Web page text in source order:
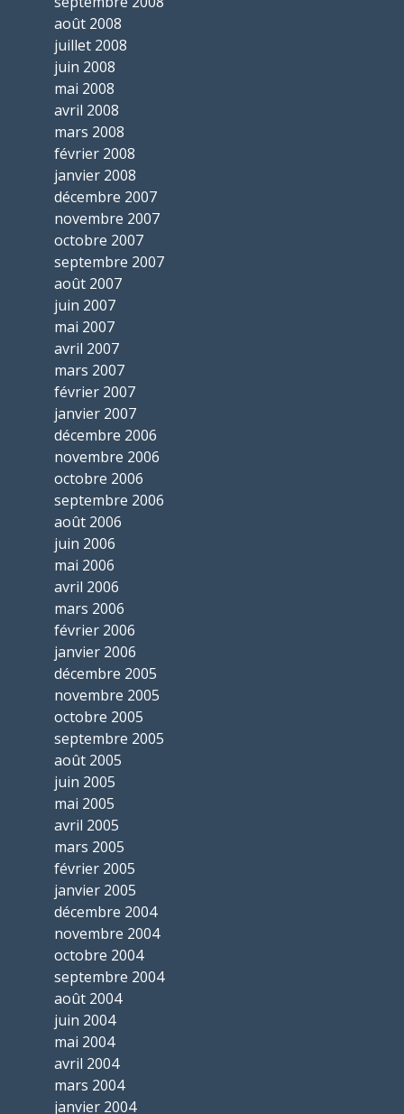
août 2008
juillet 2008
juin 2008
mai 2008
avril 2008
mars 2008
février 2008
janvier 2008
décembre 2007
novembre 2007
octobre 2007
septembre 2007
août 2007
juin 2007
mai 2007
avril 2007
mars 2007
février 2007
janvier 2007
décembre 2006
novembre 2006
octobre 2006
septembre 2006
août 2006
juin 2006
mai 2006
avril 2006
mars 2006
février 2006
janvier 2006
décembre 2005
novembre 2005
octobre 2005
septembre 2005
août 2005
juin 2005
mai 2005
avril 2005
mars 2005
février 2005
janvier 2005
décembre 2004
novembre 2004
octobre 2004
septembre 2004
août 2004
juin 2004
mai 2004
avril 2004
mars 2004
janvier 2004